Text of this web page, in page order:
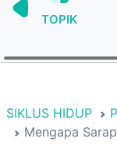
TOPIK
SIKLUS HIDUP
Mengapa